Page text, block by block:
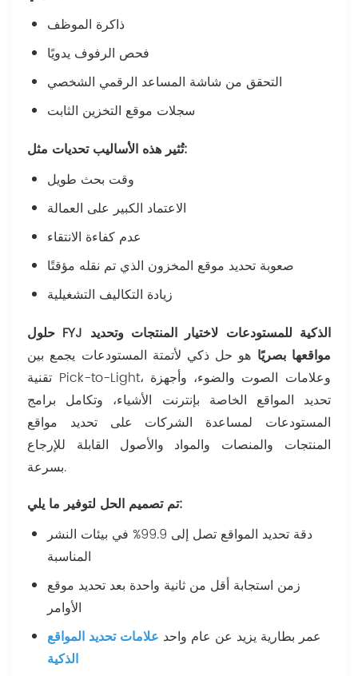
ذاكرة الموظف
فحص الرفوف يدويًا
التحقق من شاشة المساعد الرقمي الشخصي
سجلات موقع التخزين الثابت
تُثير هذه الأساليب تحديات مثل:
وقت بحث طويل
الاعتماد الكبير على العمالة
عدم كفاءة الانتقاء
صعوبة تحديد موقع المخزون الذي تم نقله مؤقتًا
زيادة التكاليف التشغيلية
حلول FYJ الذكية للمستودعات لاختيار المنتجات وتحديد
مواقعها بصريًا هو حل ذكي لأتمتة المستودعات يجمع بين
تقنية Pick-to-Light، وعلامات الصوت والضوء، وأجهزة
تحديد المواقع الخاصة بإنترنت الأشياء، وتكامل برامج
المستودعات لمساعدة الشركات على تحديد مواقع
المنتجات والمنصات والمواد والأصول القابلة للإرجاع
بسرعة.
تم تصميم الحل لتوفير ما يلي:
دقة تحديد المواقع تصل إلى 99.9% في بيئات النشر
المناسبة
زمن استجابة أقل من ثانية واحدة بعد تحديد موقع
الأوامر
عمر بطارية يزيد عن عام واحد علامات تحديد المواقع
الذكية